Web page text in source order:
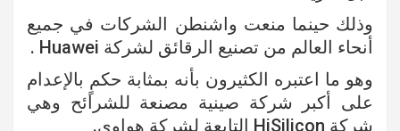
وذلك حينما منعت واشنطن الشركات في جميع
أنحاء العالم من تصنيع الرقائق لشركة Huawei .
وهو ما اعتبره الكثيرون بأنه بمثابة حكمٍ بالإعدام
على أكبر شركة صينية مصنعة للشرائح وهي
شركة HiSilicon التابعة لشركة هواوي.